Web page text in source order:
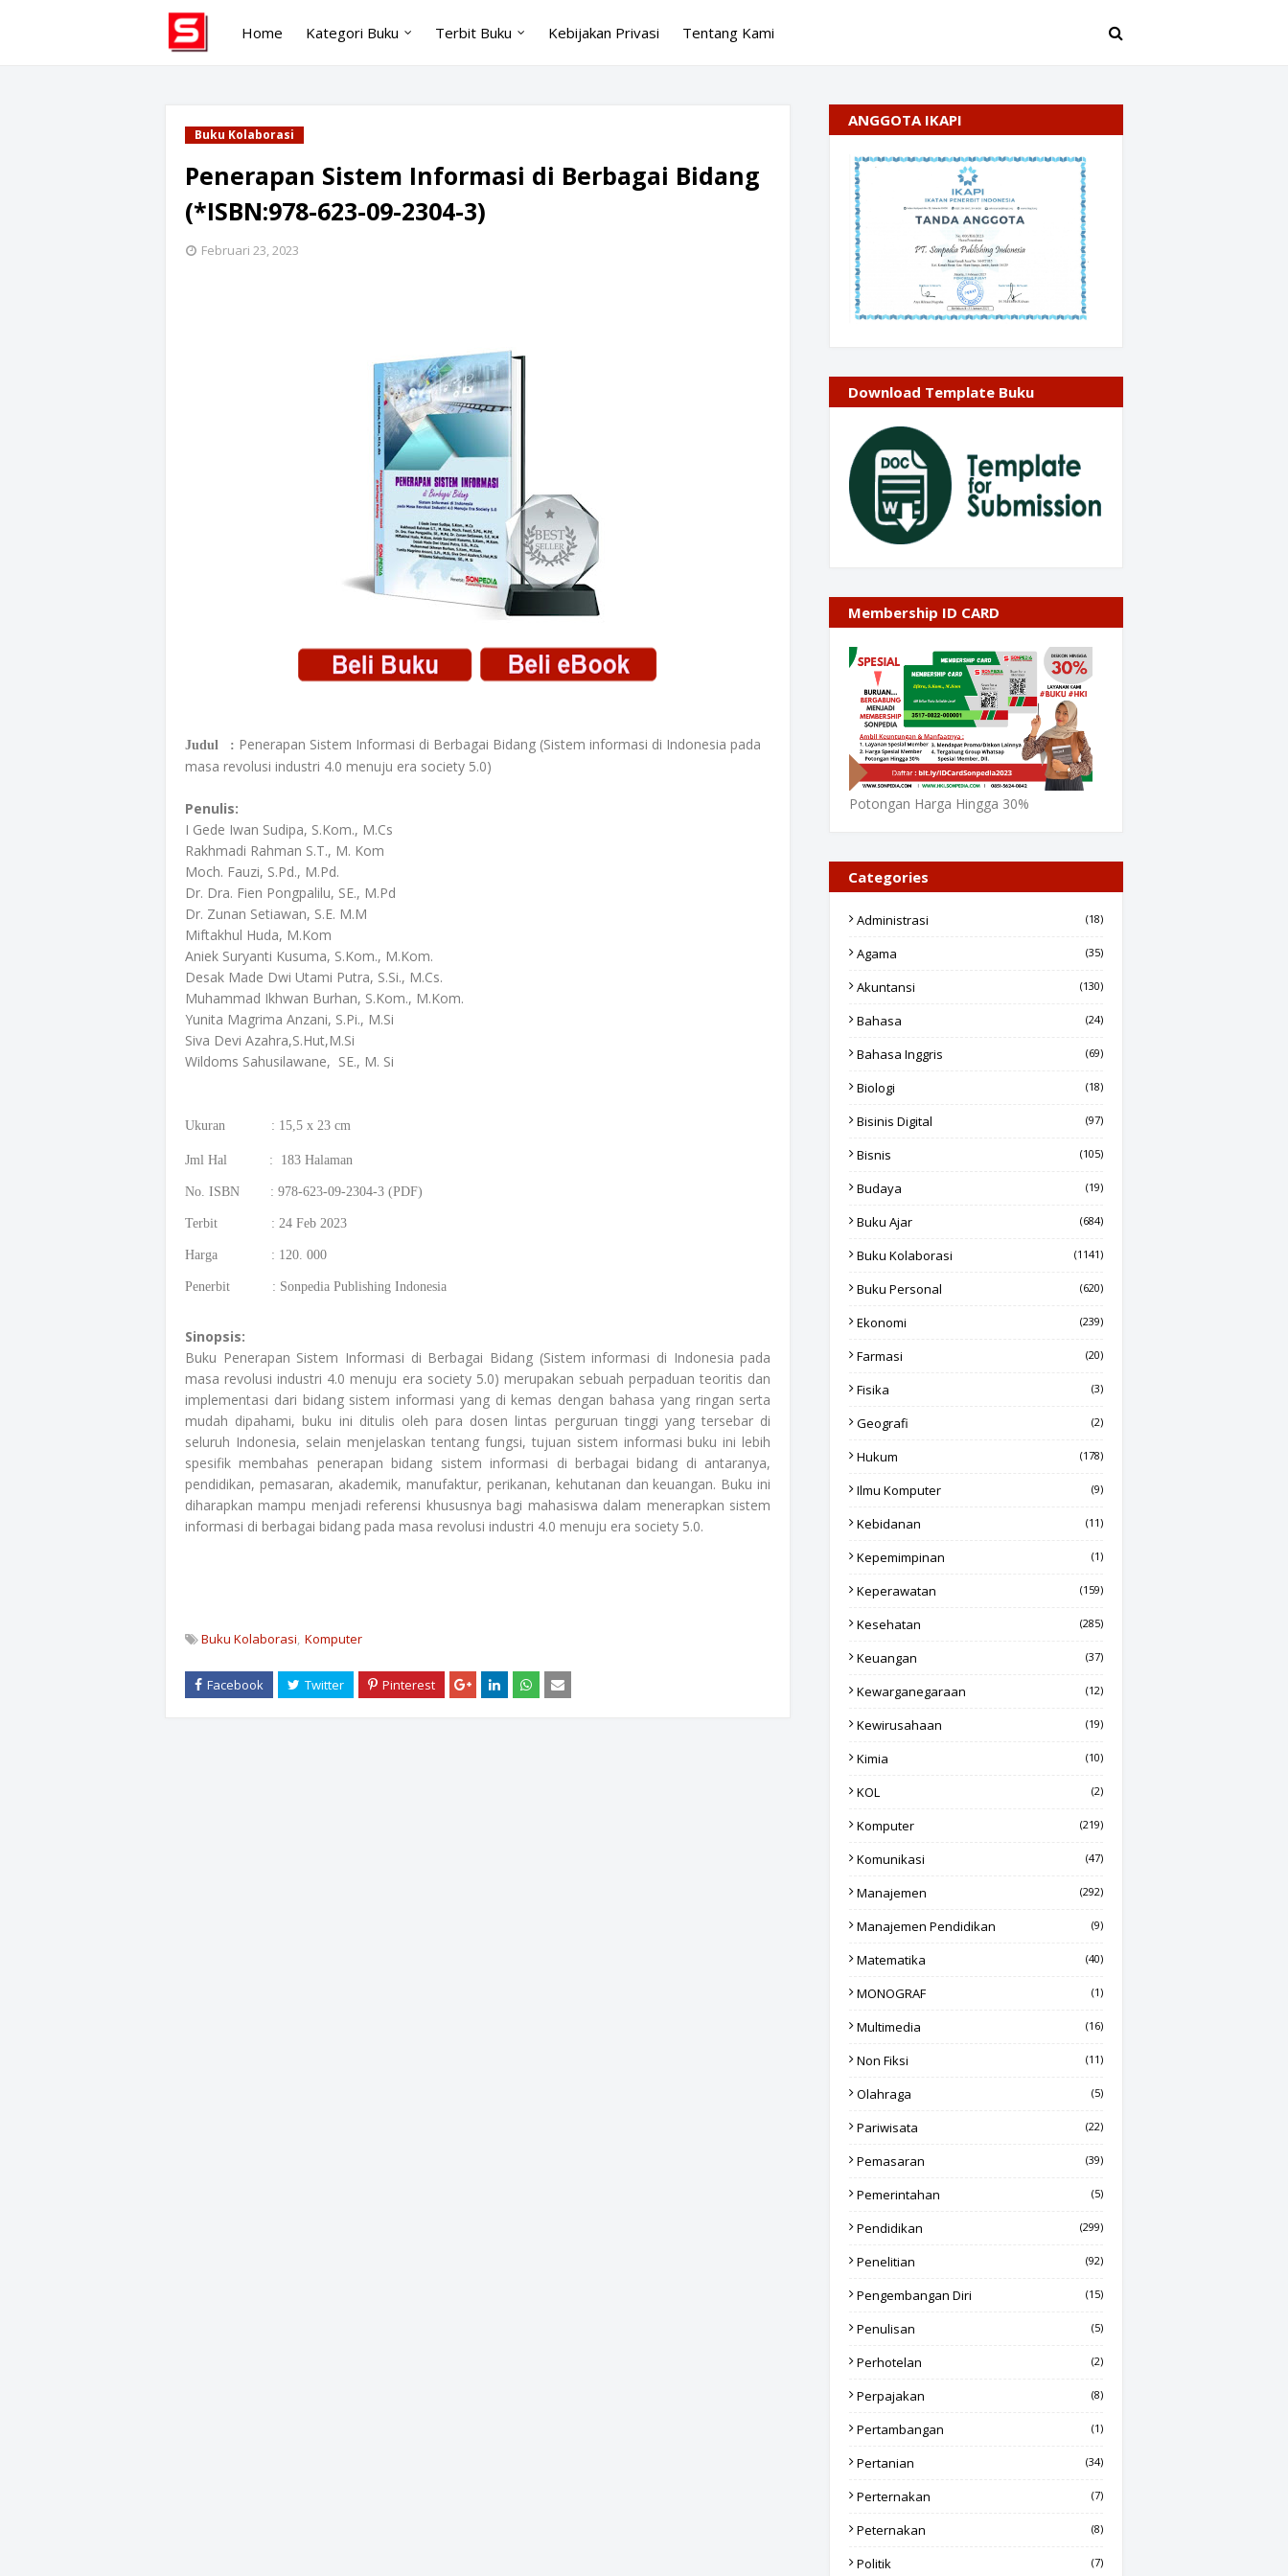
Home Kategori Buku Terbit Buku Kebijakan Privasi Tentang Kami
Buku Kolaborasi
Penerapan Sistem Informasi di Berbagai Bidang
(*ISBN:978-623-09-2304-3)
Februari 23, 2023
Judul : Penerapan Sistem Informasi di Berbagai Bidang (Sistem informasi di Indonesia pada
masa revolusi industri 4.0 menuju era society 5.0)
Penulis:
I Gede Iwan Sudipa, S.Kom., M.Cs
Rakhmadi Rahman S.T., M. Kom
Moch. Fauzi, S.Pd., M.Pd.
Dr. Dra. Fien Pongpalilu, SE., M.Pd
Dr. Zunan Setiawan, S.E. M.M
Miftakhul Huda, M.Kom
Aniek Suryanti Kusuma, S.Kom., M.Kom.
Desak Made Dwi Utami Putra, S.Si., M.Cs.
Muhammad Ikhwan Burhan, S.Kom., M.Kom.
Yunita Magrima Anzani, S.Pi., M.Si
Siva Devi Azahra,S.Hut,M.Si
Wildoms Sahusilawane, SE., M. Si
Ukuran : 15,5 x 23 cm
Jml Hal : 183 Halaman
No. ISBN : 978-623-09-2304-3 (PDF)
Terbit : 24 Feb 2023
Harga : 120. 000
Penerbit : Sonpedia Publishing Indonesia
Sinopsis:
Buku Penerapan Sistem Informasi di Berbagai Bidang (Sistem informasi di Indonesia pada
masa revolusi industri 4.0 menuju era society 5.0) merupakan sebuah perpaduan teoritis dan
implementasi dari bidang sistem informasi yang di kemas dengan bahasa yang ringan serta
mudah dipahami, buku ini ditulis oleh para dosen lintas perguruan tinggi yang tersebar di
seluruh Indonesia, selain menjelaskan tentang fungsi, tujuan sistem informasi buku ini lebih
spesifik membahas penerapan bidang sistem informasi di berbagai bidang di antaranya,
pendidikan, pemasaran, akademik, manufaktur, perikanan, kehutanan dan keuangan. Buku ini
diharapkan mampu menjadi referensi khususnya bagi mahasiswa dalam menerapkan sistem
informasi di berbagai bidang pada masa revolusi industri 4.0 menuju era society 5.0.
Buku Kolaborasi Komputer
ANGGOTA IKAPI
Download Template Buku
Membership ID CARD
Potongan Harga Hingga 30%
Categories
Administrasi (18)
Agama (35)
Akuntansi (130)
Bahasa (24)
Bahasa Inggris (69)
Biologi (18)
Bisinis Digital (97)
Bisnis (105)
Budaya (19)
Buku Ajar (684)
Buku Kolaborasi (1141)
Buku Personal (620)
Ekonomi (239)
Farmasi (20)
Fisika (3)
Geografi (2)
Hukum (178)
Ilmu Komputer (9)
Kebidanan (11)
Kepemimpinan (1)
Keperawatan (159)
Kesehatan (285)
Keuangan (37)
Kewarganegaraan (12)
Kewirusahaan (19)
Kimia (10)
KOL (2)
Komputer (219)
Komunikasi (47)
Manajemen (292)
Manajemen Pendidikan (9)
Matematika (40)
MONOGRAF (1)
Multimedia (16)
Non Fiksi (11)
Olahraga (5)
Pariwisata (22)
Pemasaran (39)
Pemerintahan (5)
Pendidikan (299)
Penelitian (92)
Pengembangan Diri (15)
Penulisan (5)
Perhotelan (2)
Perpajakan (8)
Pertambangan (1)
Pertanian (34)
Perternakan (7)
Peternakan (8)
Politik (7)